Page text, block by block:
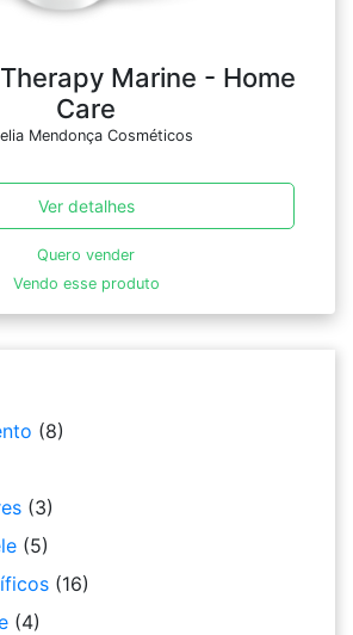
Marine - Home
Care
Mendonça Cosméticos
Ver detalhes
Quero vender
Vendo esse produto
(8)
(3)
(5)
(16)
(4)